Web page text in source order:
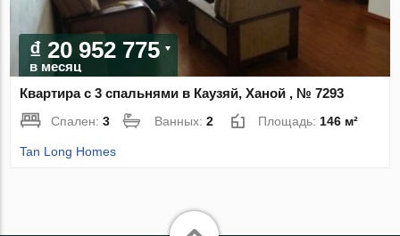
₫ 20 952 775
в месяц
Квартира с 3 спальнями в Каузяй, Ханой , № 7293
Спален:3 Ванных:2 Площадь: 146 м²
Tan Long Homes